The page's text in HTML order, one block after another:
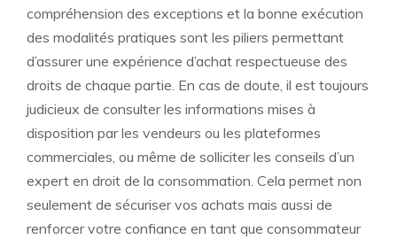
compréhension des exceptions et la bonne exécution
des modalités pratiques sont les piliers permettant
d’assurer une expérience d’achat respectueuse des
droits de chaque partie. En cas de doute, il est toujours
judicieux de consulter les informations mises à
disposition par les vendeurs ou les plateformes
commerciales, ou même de solliciter les conseils d’un
expert en droit de la consommation. Cela permet non
seulement de sécuriser vos achats mais aussi de
renforcer votre confiance en tant que consommateur